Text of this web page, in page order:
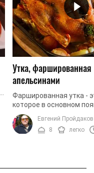
Утка, фаршированная
апельсинами
Фаршированная утка -
которое в основном
праздничном столе. И
удивительно, ведь оно
изысканный
Евгений Пройдаков
8
легко